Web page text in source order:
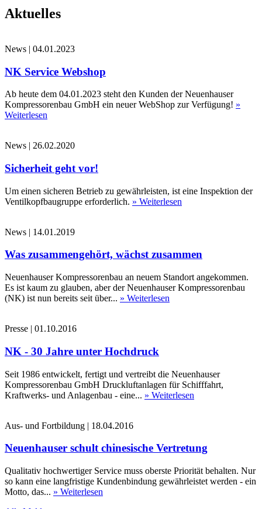
Aktuelles
News | 04.01.2023
NK Service Webshop
Ab heute dem 04.01.2023 steht den Kunden der Neuenhauser
Kompressorenbau GmbH ein neuer WebShop zur Verfügung! »
Weiterlesen
News | 26.02.2020
Sicherheit geht vor!
Um einen sicheren Betrieb zu gewährleisten, ist eine Inspektion der
Ventilkopfbaugruppe erforderlich. » Weiterlesen
News | 14.01.2019
Was zusammengehört, wächst zusammen
Neuenhauser Kompressorenbau an neuem Standort angekommen.
Es ist kaum zu glauben, aber der Neuenhauser Kompressorenbau
(NK) ist nun bereits seit über... » Weiterlesen
Presse | 01.10.2016
NK - 30 Jahre unter Hochdruck
Seit 1986 entwickelt, fertigt und vertreibt die Neuenhauser
Kompressorenbau GmbH Druckluftanlagen für Schifffahrt,
Kraftwerks- und Anlagenbau - eine... » Weiterlesen
Aus- und Fortbildung | 18.04.2016
Neuenhauser schult chinesische Vertretung
Qualitativ hochwertiger Service muss oberste Priorität behalten. Nur
so kann eine langfristige Kundenbindung gewährleistet werden - ein
Motto, das... » Weiterlesen